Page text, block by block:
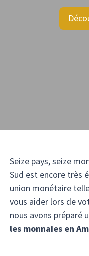
Seize pays, seize
Sud est encore très
union monétaire
vous aider lors de
nous avons préparé
les monnaies en